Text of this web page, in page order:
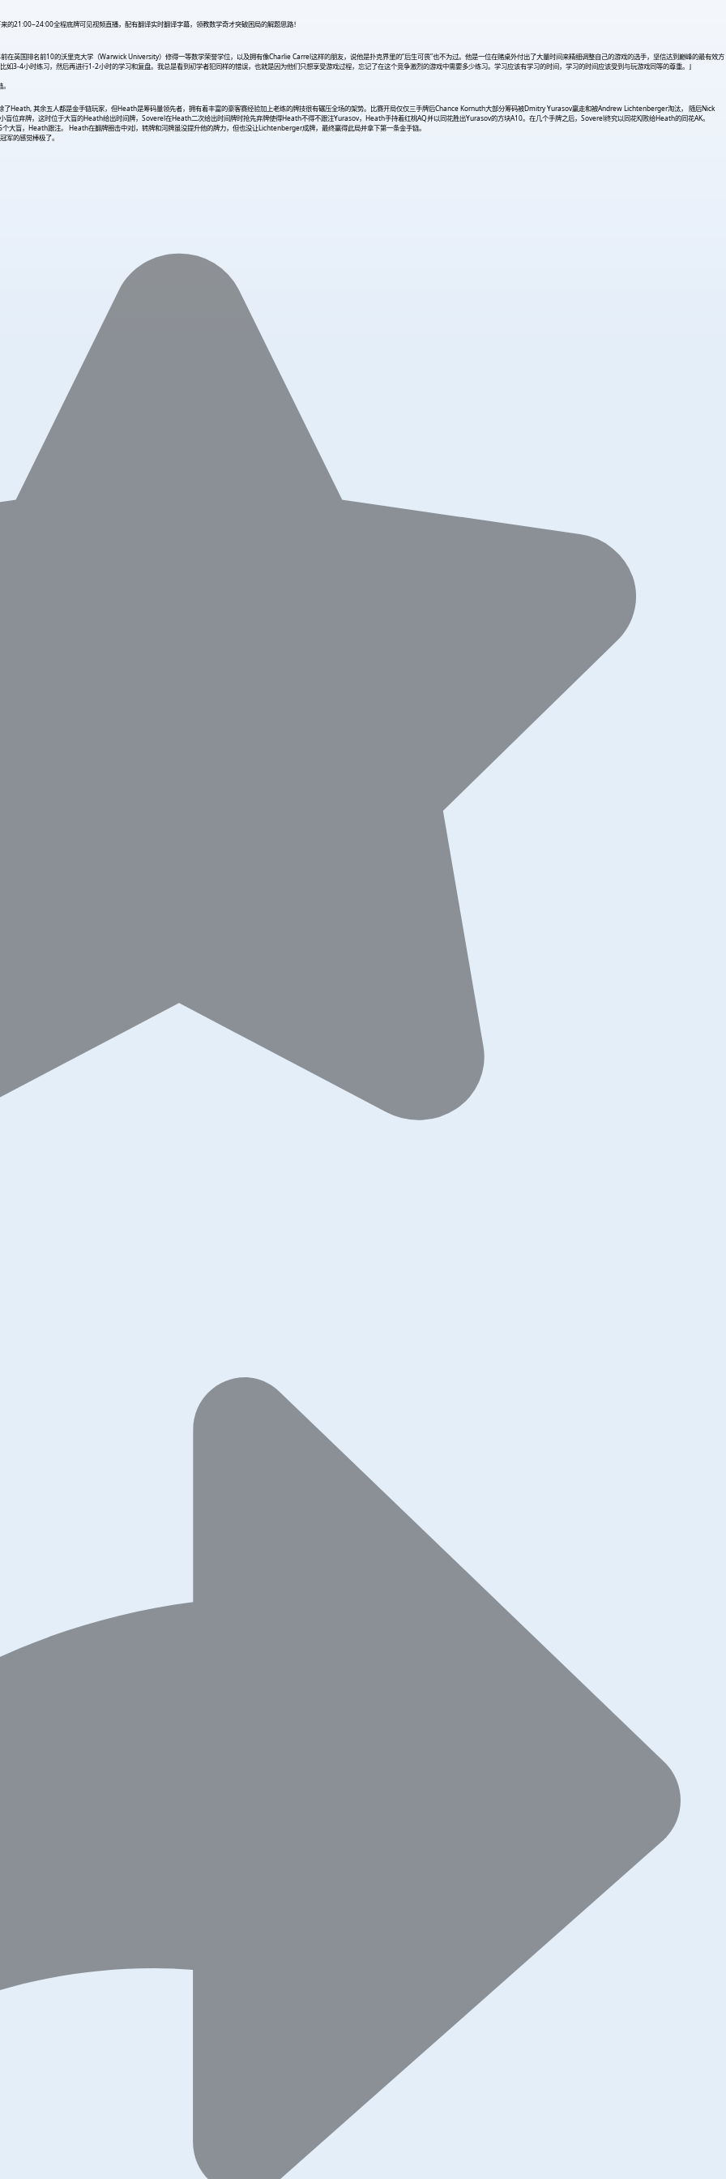
21:00~24:00全程底牌可见视频直播，配有翻译实时翻译字幕，领教数学奇才突破困局的解题思路！
英国排名前10的沃里克大学（Warwick University）修得一等数学荣誉学位，以及拥有像Charlie Carrel这样的朋友，说他是扑克界里的“后生可畏”也不为过。他是一位在赌桌外付出了大量时间来精细调整自己的游戏的选手，坚信达到巅峰的最有效方
3-4小时练习，然后再进行1-2小时的学习和复盘。我总是看到初学者犯同样的错误，也就是因为他们只想享受游戏过程，忘记了在这个竞争激烈的游戏中需要多少练习。学习应该有学习的时间，学习的时间应该受到与玩游戏同等的尊重。⌋
Heath, 其余五人都是金手链玩家，但Heath是筹码量领先者，拥有着丰富的豪客赛经验加上老练的牌技很有碾压全场的架势。比赛开局仅仅三手牌后Chance Kornuth大部分筹码被Dmitry Yurasov赢走和被Andrew Lichtenberger淘汰， 随后Nick
弃牌，这时位于大盲的Heath给出时间牌，Soverel在Heath二次给出时间牌时抢先弃牌使得Heath不得不跟注Yurasov，Heath手持着红桃AQ并以同花胜出Yurasov的方块A10。在几个手牌之后，Soverel终究以同花KJ败给Heath的同花AK。
，Heath跟注。 Heath在翻牌圈击中对J，转牌和河牌虽没提升他的牌力，但也没让Lichtenberger成牌，最终赢得此局并拿下第一条金手链。
军的感觉棒极了。